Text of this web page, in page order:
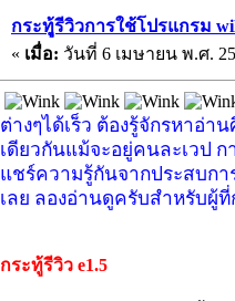
กระทูุ้รีวิวการใช้โปรแกรม
« เมื่อ: วันที่ 6 เมษายน พ.ศ.
ต่างๆได้เร็ว ต้องรู้จักรหาอ่า
เดียวกันแม้จะอยู่คนละเวป
แชร์ความรู้กันจากประสบกา
เลย ลองอ่านดูครับสำหรับผู้ที่
กระทู้รีวิว e1.5